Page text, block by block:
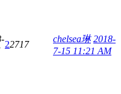
22717
chelsea琳 2018-
7-15 11:21 AM